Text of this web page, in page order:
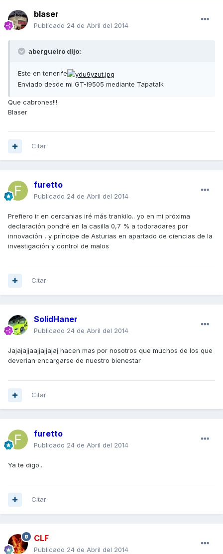
blaser
Publicado 24 de Abril del 2014
abergueiro dijo:
Este en tenerife
Enviado desde mi GT-I9505 mediante Tapatalk
Que cabrones!!!
Blaser
Citar
furetto
Publicado 24 de Abril del 2014
Prefiero ir en cercanias iré más trankilo.. yo en mi próxima
declaración pondré en la casilla 0,7 % a todoradares por
innovación , y príncipe de Asturias en apartado de ciencias de la
investigación y control de malos
Citar
SolidHaner
Publicado 24 de Abril del 2014
Jajajajjaajjajjajaj hacen mas por nosotros que muchos de los que
deverian encargarse de nuestro bienestar
Citar
furetto
Publicado 24 de Abril del 2014
Ya te digo...
Citar
CLF
Publicado 24 de Abril del 2014